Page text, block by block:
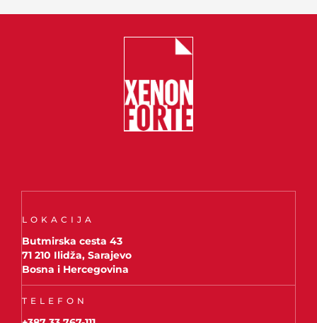
LOKACIJA
Butmirska cesta 43
71 210 Ilidža, Sarajevo
Bosna i Hercegovina
TELEFON